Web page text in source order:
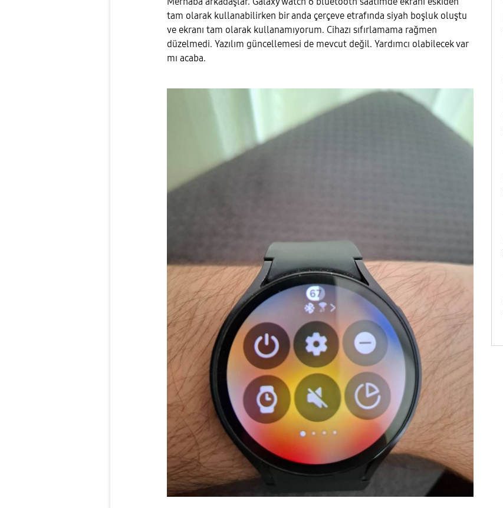
tam olarak kullanabilirken bir anda çerçeve etrafında siyah boşluk oluştu
ve ekranı tam olarak kullanamıyorum. Cihazı sıfırlamama rağmen
düzelmedi. Yazılım güncellemesi de mevcut değil. Yardımcı olabilecek var
mı acaba.